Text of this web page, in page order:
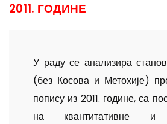
2011. ГОДИНЕ
У раду се анализира
(без Косова и Метохије)
попису из 2011. године, са
на квантитативне и